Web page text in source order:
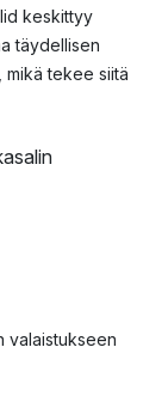
keskittyy
täydellisen
mikä tekee siitä
valaistukseen